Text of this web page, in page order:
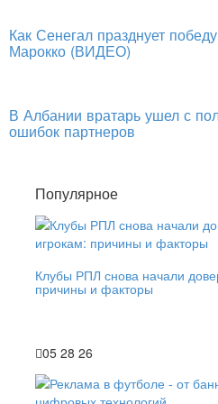
Как Сенегал празднует
Марокко (ВИДЕО)
В Албании вратарь ушел с
ошибок партнеров
Популярное
Клубы РПЛ снова начали
причины и факторы
05 28 26